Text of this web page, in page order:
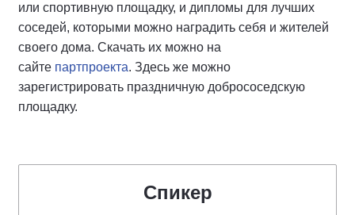
или спортивную площадку, и дипломы для лучших
соседей, которыми можно наградить себя и жителей
своего дома. Скачать их можно на
сайте партпроекта. Здесь же можно
зарегистрировать праздничную добрососедскую
площадку.
Спикер